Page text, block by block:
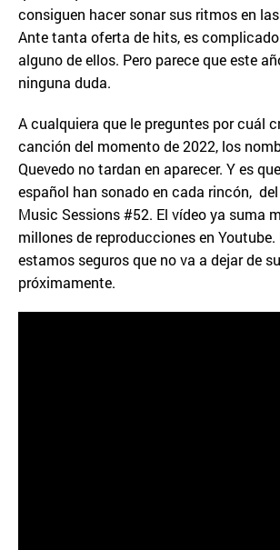
consiguen hacer sonar sus ritmos en
Ante tanta oferta de hits, es
alguno de ellos. Pero parece que este
ninguna duda.
A cualquiera que le preguntes por cuál
canción del momento de 2022, los
Quevedo no tardan en aparecer. Y es
español han sonado en cada rincón,
Music Sessions #52. El vídeo ya suma
millones de reproducciones en
estamos seguros que no va a dejar de
próximamente.